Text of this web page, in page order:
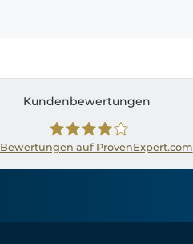
Kundenbewertungen
Bewertungen auf ProvenExpert.com